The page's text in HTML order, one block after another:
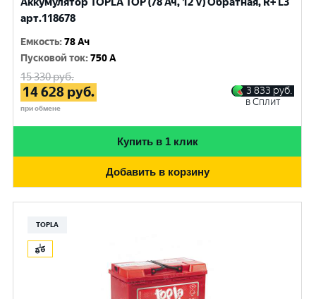
арт.118678
Емкость:78 Ач
Пусковой ток:750 A
15 330руб.
14 628 руб.
при обмене
3 833 руб.
в Сплит
Купить в 1 клик
Добавить в корзину
TOPLA